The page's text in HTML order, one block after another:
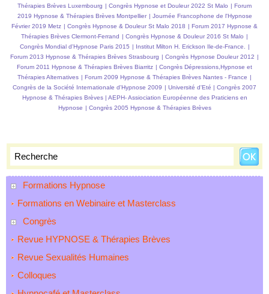
Formations Hypnose
Formations en Webinaire et Masterclass
Congrès
Revue HYPNOSE & Thérapies Brèves
Revue Sexualités Humaines
Colloques
Thérapies Brèves Luxembourg | Congrès Hypnose et Douleur 2022 St Malo | Forum
2019 Hypnose & Thérapies Brèves Montpellier | Journée Francophone de l'Hypnose
Février 2019 Metz | Congrès Hypnose & Douleur St Malo 2018 | Forum 2017 Hypnose &
Thérapies Brèves Clermont-Ferrand | Congrès Hypnose & Douleur 2016 St Malo |
Congrès Mondial d'Hypnose Paris 2015 | Institut Milton H. Erickson Ile-de-France. |
Forum 2013 Hypnose & Thérapies Brèves Strasbourg | Congrès Hypnose Douleur 2012 |
Forum 2011 Hypnose & Thérapies Brèves Biarritz | Congrès Dépressions,Hypnose et
Thérapies Alternatives | Forum 2009 Hypnose & Thérapies Brèves Nantes - France |
Congrès de la Société Internationale d'Hypnose 2009 | Université d'Eté | Congrès 2007
Hypnose & Thérapies Brèves | AEPH- Assiociation Européenne des Praticiens en
Hypnose | Congrès 2005 Hypnose & Thérapies Brèves